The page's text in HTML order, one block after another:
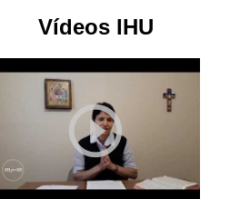
Vídeos IHU
play_circle_outline